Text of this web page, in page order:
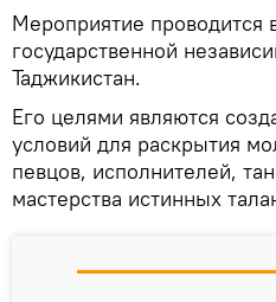
Мероприятие проводится
государственной
Таджикистан.
Его целями являются
условий для раскрытия
певцов, исполнителей,
мастерства истинных